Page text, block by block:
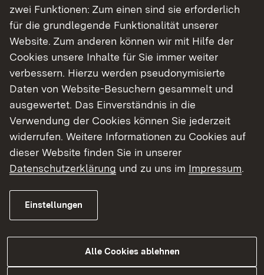
Show larger version for: Show larger version for:
Show larger version for:
Das Objekt
Objektdaten
zwei Funktionen: Zum einen sind sie erforderlich
für die grundlegende Funktionalität unserer
Website. Zum anderen können wir mit Hilfe der
Cookies unsere Inhalte für Sie immer weiter
verbessern. Hierzu werden pseudonymisierte
Daten von Website-Besuchern gesammelt und
ausgewertet. Das Einverständnis in die
Verwendung der Cookies können Sie jederzeit
widerrufen. Weitere Informationen zu Cookies auf
dieser Website finden Sie in unserer
Datenschutzerklärung und zu uns im Impressum.
Einstellungen
Alle Cookies ablehnen